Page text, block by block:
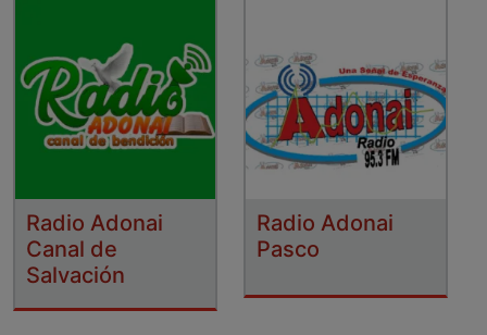
Radio Adonai
Canal de
Salvación
Radio Adonai
Pasco